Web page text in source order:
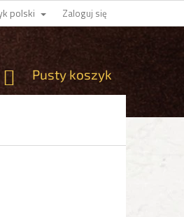
polski Zaloguj się
KOSZYK
Pusty koszyk